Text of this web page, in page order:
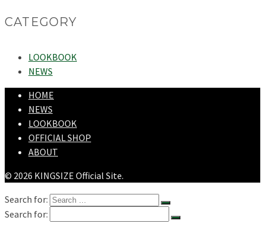
CATEGORY
LOOKBOOK
NEWS
HOME
NEWS
LOOKBOOK
OFFICIAL SHOP
ABOUT
© 2026 KINGSIZE Official Site.
Search for:
Search for: